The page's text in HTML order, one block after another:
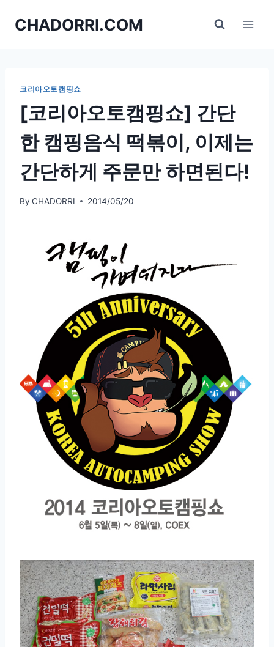
CHADORRI.COM
코리아오토캠핑쇼
[코리아오토캠핑쇼] 간단
한 캠핑음식 떡볶이, 이제는
간단하게 주문만 하면된다!
By CHADORRI 2014/05/20